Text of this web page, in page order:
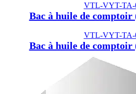
VTL-VYT-TA-
Bac à huile de comptoir
VTL-VYT-TA-
Bac à huile de comptoir